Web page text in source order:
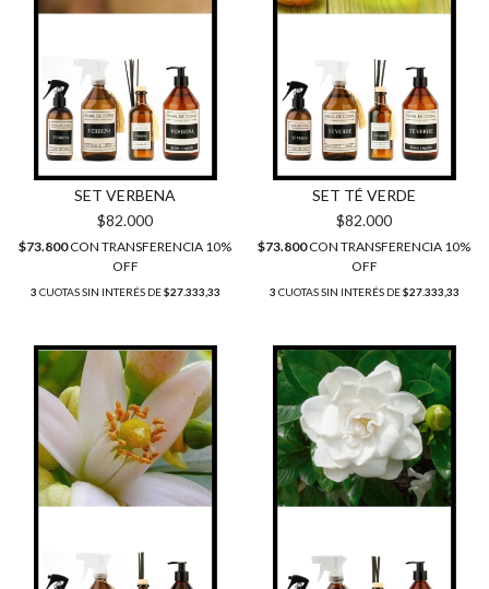
SET VERBENA
$82.000
$73.800CON TRANSFERENCIA 10%
OFF
3 CUOTAS SIN INTERÉS DE$27.333,33
SET TÉ VERDE
$82.000
$73.800CON TRANSFERENCIA 10%
OFF
3 CUOTAS SIN INTERÉS DE$27.333,33